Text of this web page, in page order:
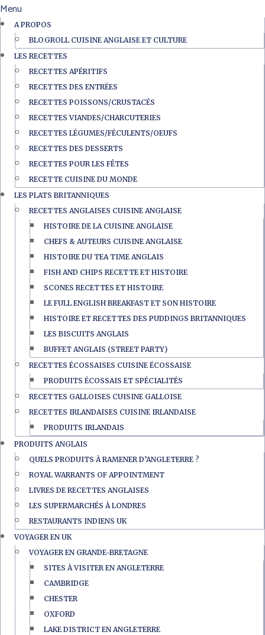
Menu
A PROPOS
BLOGROLL CUISINE ANGLAISE ET CULTURE
LES RECETTES
RECETTES APÉRITIFS
RECETTES DES ENTRÉES
RECETTES POISSONS/CRUSTACÉS
RECETTES VIANDES/CHARCUTERIES
RECETTES LÉGUMES/FÉCULENTS/OEUFS
RECETTES DES DESSERTS
RECETTES POUR LES FÊTES
RECETTE CUISINE DU MONDE
LES PLATS BRITANNIQUES
RECETTES ANGLAISES CUISINE ANGLAISE
HISTOIRE DE LA CUISINE ANGLAISE
CHEFS & AUTEURS CUISINE ANGLAISE
HISTOIRE DU TEA TIME ANGLAIS
FISH AND CHIPS RECETTE ET HISTOIRE
SCONES RECETTES ET HISTOIRE
LE FULL ENGLISH BREAKFAST ET SON HISTOIRE
HISTOIRE ET RECETTES DES PUDDINGS BRITANNIQUES
LES BISCUITS ANGLAIS
BUFFET ANGLAIS (STREET PARTY)
RECETTES ÉCOSSAISES CUISINE ÉCOSSAISE
PRODUITS ÉCOSSAIS ET SPÉCIALITÉS
RECETTES GALLOISES CUISINE GALLOISE
RECETTES IRLANDAISES CUISINE IRLANDAISE
PRODUITS IRLANDAIS
PRODUITS ANGLAIS
QUELS PRODUITS À RAMENER D’ANGLETERRE ?
ROYAL WARRANTS OF APPOINTMENT
LIVRES DE RECETTES ANGLAISES
LES SUPERMARCHÉS À LONDRES
RESTAURANTS INDIENS UK
VOYAGER EN UK
VOYAGER EN GRANDE-BRETAGNE
SITES À VISITER EN ANGLETERRE
CAMBRIDGE
CHESTER
OXFORD
LAKE DISTRICT EN ANGLETERRE